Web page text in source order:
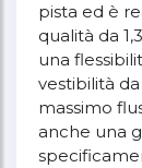
pista ed è
qualità da
una
vestibilità
massimo
anche una